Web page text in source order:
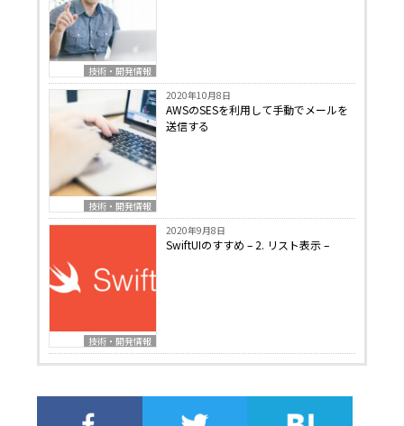
技術・開発情報
技術・開発情報
2020年10月8日
AWSのSESを利用して手動でメールを
送信する
技術・開発情報
2020年9月8日
SwiftUIのすすめ – 2. リスト表示 –